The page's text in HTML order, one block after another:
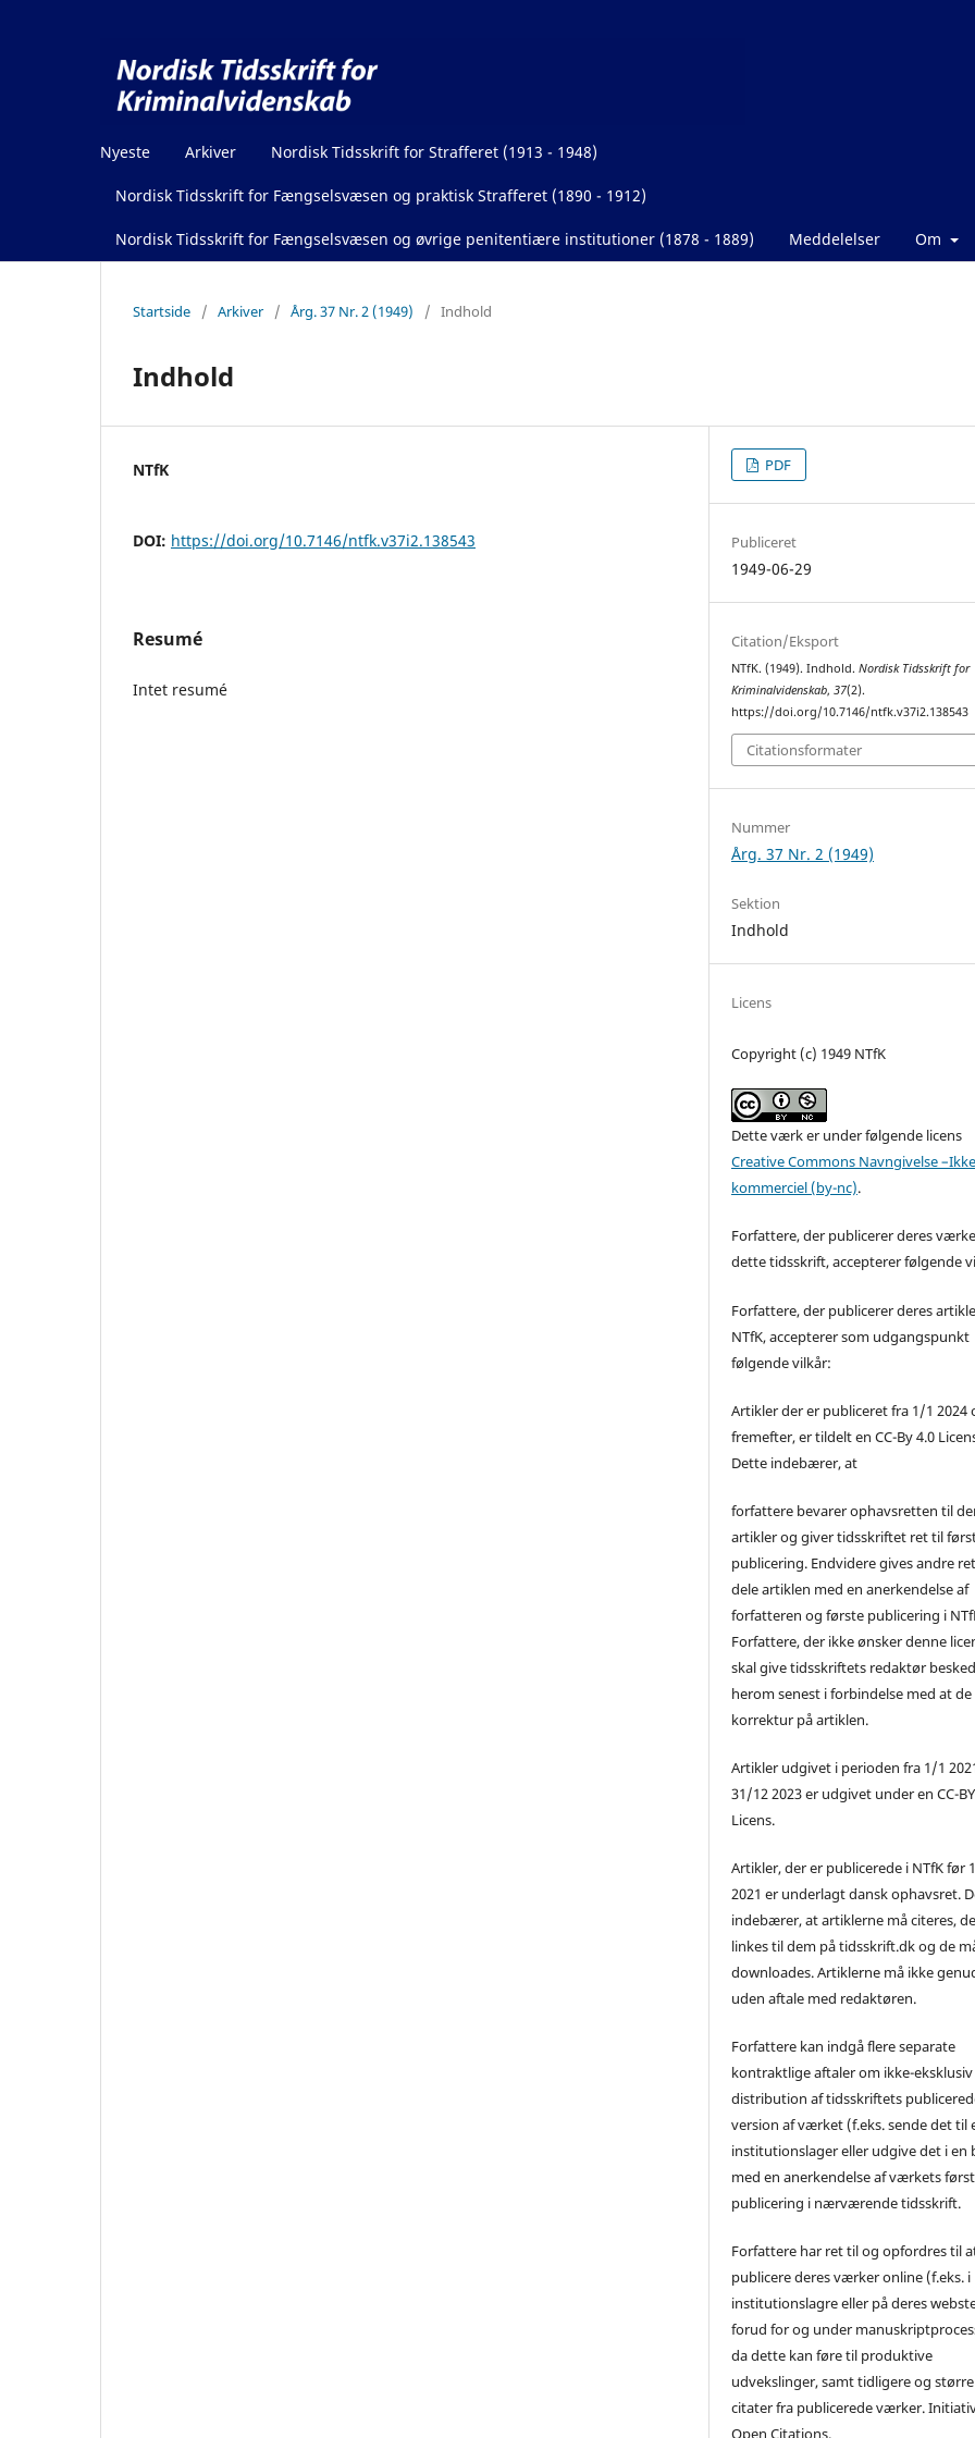
Nyeste Arkiver Nordisk Tidsskrift for Strafferet (1913 - 1948)
Nordisk Tidsskrift for Fængselsvæsen og praktisk Strafferet (1890 - 1912)
Nordisk Tidsskrift for Fængselsvæsen og øvrige penitentiære institutioner (1878 - 1889) Meddelelser Om
Startside / Arkiver / Årg. 37 Nr. 2 (1949) / Indhold
Indhold
NTfK
DOI: https://doi.org/10.7146/ntfk.v37i2.138543
Resumé
Intet resumé
PDF
Publiceret
1949-06-29
Citation/Eksport
NTfK. (1949). Indhold.Nordisk Tidsskrift for
Kriminalvidenskab,37(2).
https://doi.org/10.7146/ntfk.v37i2.138543
Citationsformater
Nummer
Årg. 37 Nr. 2 (1949)
Sektion
Indhold
Licens
Copyright (c) 1949 NTfK
Dette værk er under følgende licens
Creative Commons Navngivelse
kommerciel (by-nc).
Forfattere, der publicerer deres
dette tidsskrift, accepterer følgende
Forfattere, der publicerer deres
NTfK, accepterer som udgangspunkt
følgende vilkår:
Artikler der er publiceret fra 1/1 2024
fremefter, er tildelt en CC-By 4.0
Dette indebærer, at
forfattere bevarer ophavsretten til
artikler og giver tidsskriftet ret til
publicering. Endvidere gives andre
dele artiklen med en anerkendelse af
forfatteren og første publicering i
Forfattere, der ikke ønsker denne
skal give tidsskriftets redaktør besked
herom senest i forbindelse med at
korrektur på artiklen.
Artikler udgivet i perioden fra 1/1
31/12 2023 er udgivet under en CC-
Licens.
Artikler, der er publicerede i NTfK før
2021 er underlagt dansk ophavsret.
indebærer, at artiklerne må citeres,
linkes til dem på tidsskrift.dk og de
downloades. Artiklerne må ikke
uden aftale med redaktøren.
Forfattere kan indgå flere separate
kontraktlige aftaler om ikke-eksklusiv
distribution af tidsskriftets
version af værket (f.eks. sende det til
institutionslager eller udgive det i en
med en anerkendelse af værkets
publicering i nærværende tidsskrift.
Forfattere har ret til og opfordres til
publicere deres værker online (f.eks. i
institutionslagre eller på deres
forud for og under
da dette kan føre til produktive
udvekslinger, samt tidligere og større
citater fra publicerede værker.
Open Citations.